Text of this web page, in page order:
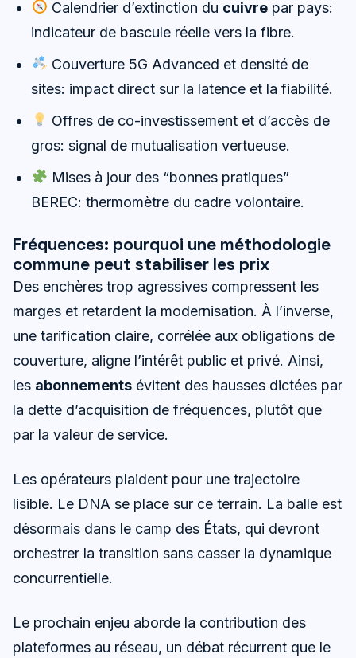
Calendrier d’extinction du cuivrepar pays:
indicateur de bascule réelle vers la fibre.
Couverture 5G Advanced et densité de
sites: impact direct sur la latence et la fiabilité.
Offres de co-investissement et d’accès de
gros: signal de mutualisation vertueuse.
Mises à jour des “bonnes pratiques”
BEREC: thermomètre du cadre volontaire.
Fréquences: pourquoi une méthodologie
commune peut stabiliser les prix
Des enchères trop agressives compressent les
marges et retardent la modernisation. À l’inverse,
une tarification claire, corrélée aux obligations de
couverture, aligne l’intérêt public et privé. Ainsi,
les abonnements évitent des hausses dictées par
la dette d’acquisition de fréquences, plutôt que
par la valeur de service.
Les opérateurs plaident pour une trajectoire
lisible. Le DNA se place sur ce terrain. La balle est
désormais dans le camp des États, qui devront
orchestrer la transition sans casser la dynamique
concurrentielle.
Le prochain enjeu aborde la contribution des
plateformes au réseau, un débat récurrent que le